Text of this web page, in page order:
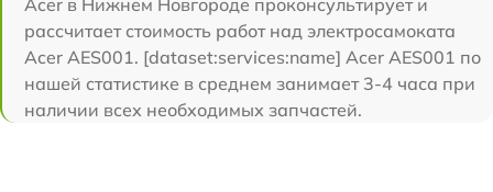
Acer в Нижнем Новгороде проконсультирует и
рассчитает стоимость работ над электросамоката
Acer AES001. [dataset:services:name] Acer AES001 по
нашей статистике в среднем занимает 3-4 часа при
наличии всех необходимых запчастей.